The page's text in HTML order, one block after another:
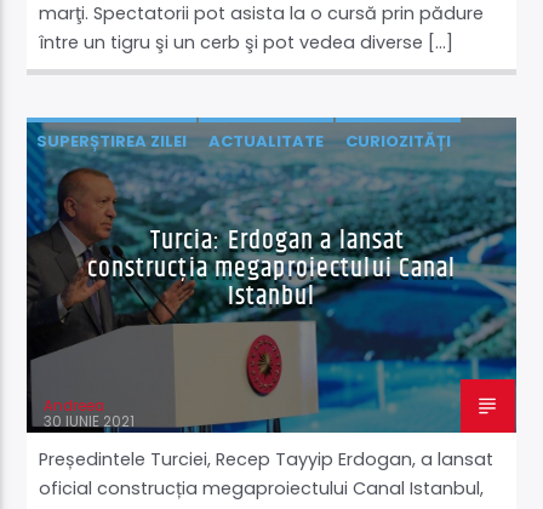
marţi. Spectatorii pot asista la o cursă prin pădure
între un tigru şi un cerb şi pot vedea diverse […]
SUPERȘTIREA ZILEI ACTUALITATE
CURIOZITĂȚI
ECONOMIE
EXTERNE ȘTIINȚĂ ŞI TEHNOLOGIE ȘTIRI
Turcia: Erdogan a lansat
construcția megaproiectului Canal
Istanbul
Andreea
30 IUNIE 2021
Președintele Turciei, Recep Tayyip Erdogan, a lansat
oficial construcția megaproiectului Canal Istanbul,